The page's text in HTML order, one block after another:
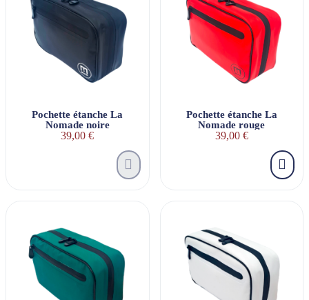
Pochette étanche La
Nomade noire
39,00 €
Pochette étanche La
Nomade rouge
39,00 €